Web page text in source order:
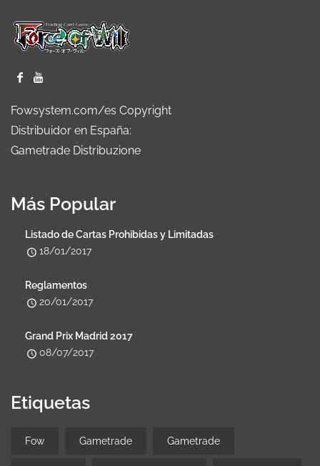
Fowsystem.com/es Copyright
Distribuidor en España:
Gametrade Distribuzione
Más Popular
Listado de Cartas Prohibidas y Limitadas
18/01/2017
Reglamentos
20/01/2017
Grand Prix Madrid 2017
08/07/2017
Etiquetas
Fow Gametrade Gametrade